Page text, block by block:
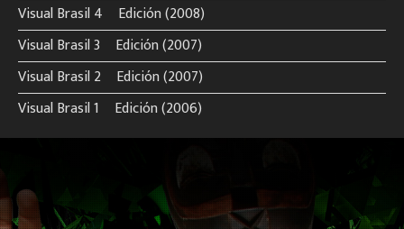
Visual Brasil 4º Edición (2008)
Visual Brasil 3º Edición (2007)
Visual Brasil 2º Edición (2007)
Visual Brasil 1º Edición (2006)